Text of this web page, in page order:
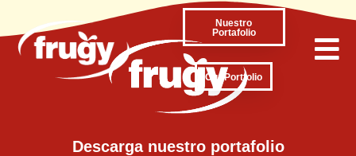
Nuestro
Portafolio
Our Portfolio
Descarga nuestro portafolio